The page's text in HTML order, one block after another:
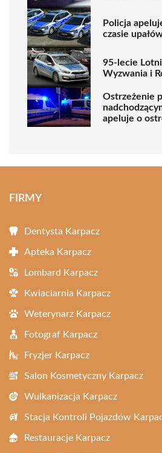
Policja
czasie
95-lecie
Wyzwania i
Ostrzeżenie
apeluje o
FIRMY
Dentysta Karpacz
Apteka Karpacz
Lombard Karpacz
Kwiaciarnia Karpacz
Weterynarz Karpacz
Fotograf Karpacz
Fryzjer Karpacz
Salon Kosmetyczny Karpacz
Wulkanizacja Karpacz
Stacja Kontroli Pojazdów
Restauracje Karpacz